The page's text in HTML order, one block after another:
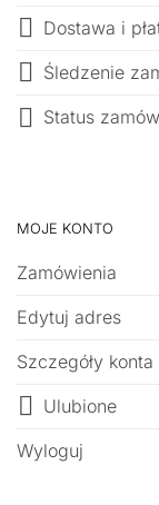
Dostawa i
Śledzenie
Status
MOJE KONTO
Zamówienia
Edytuj adres
Szczegóły konta
Ulubione
Wyloguj